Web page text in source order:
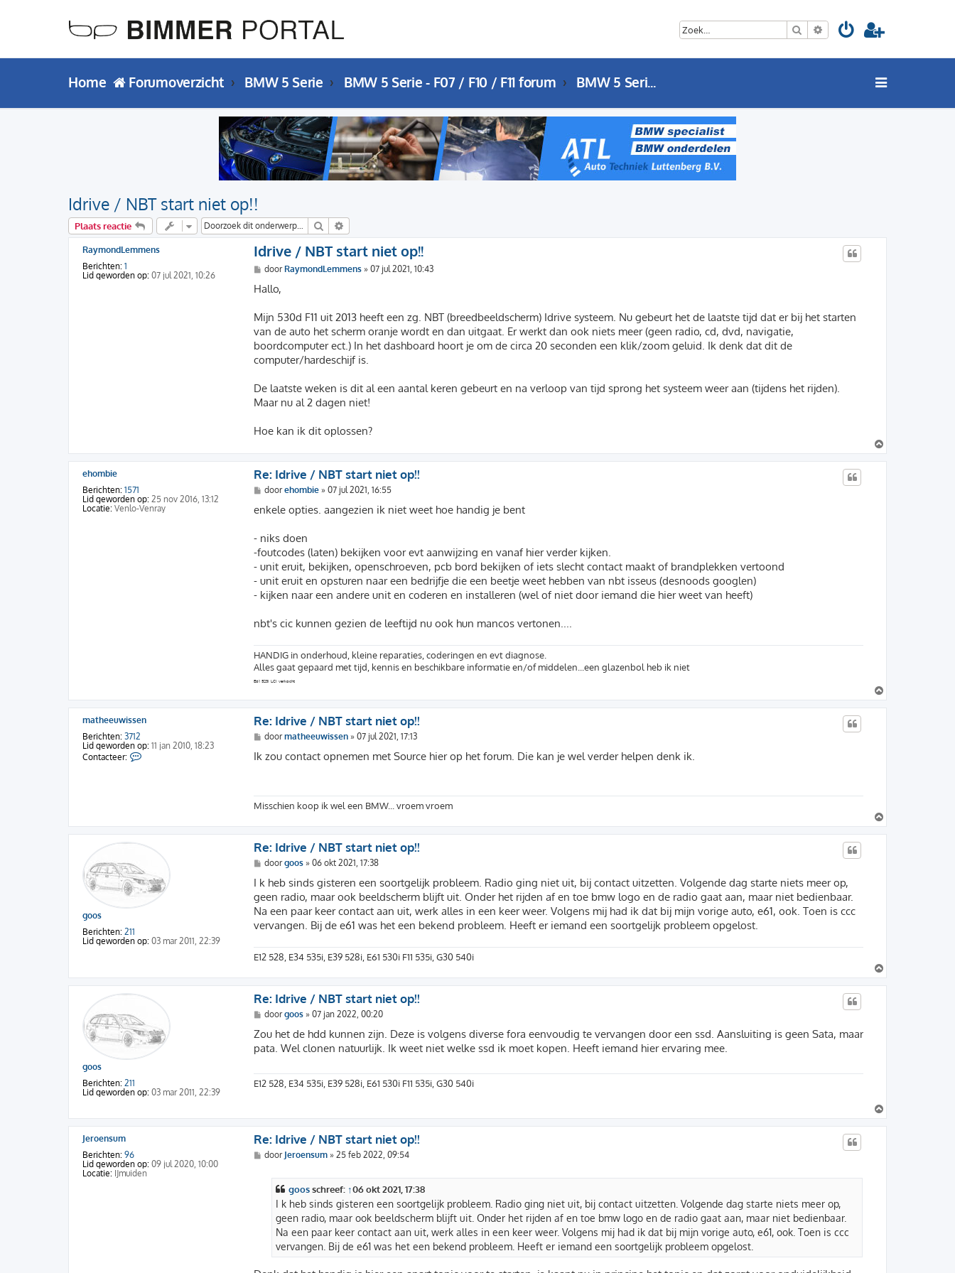
Zoek Uitgebreid zoeken
Home Forumoverzicht BMW 5 Serie BMW 5 Serie - F07 / F10 / F11 forum BMW 5 Serie (F07 / F10 / F11) Audio, navigatie en iDrive
Idrive / NBT start niet op!!
Plaats reactie Zoek
RaymondLemmens
Berichten: 1
Lid geworden op: 07 jul 2021, 10:26
Idrive / NBT start niet op!!
B
r
i
h
t
doorRaymondLemmens »07 jul 2021, 10:43
Hallo,
Mijn 530d F11 uit 2013 heeft een zg. NBT (breedbeeldscherm) Idrive systeem. Nu gebeurt het de laatste tijd dat er bij het starten
van de auto het scherm oranje wordt en dan uitgaat. Er werkt dan ook niets meer (geen radio, cd, dvd, navigatie,
boordcomputer ect.) In het dashboard hoort je om de circa 20 seconden een klik/zoom geluid. Ik denk dat dit de
computer/hardeschijf is.
De laatste weken is dit al een aantal keren gebeurt en na verloop van tijd sprong het systeem weer aan (tijdens het rijden).
Maar nu al 2 dagen niet!
Hoe kan ik dit oplossen?
m
h
ehombie
Berichten: 1571
Lid geworden op: 25 nov 2016, 13:12
Locatie: Venlo-Venray
Re: Idrive / NBT start niet op!!
B
r
i
h
t
doorehombie »07 jul 2021, 16:55
enkele opties. aangezien ik niet weet hoe handig je bent
- niks doen
-foutcodes (laten) bekijken voor evt aanwijzing en vanaf hier verder kijken.
- unit eruit, bekijken, openschroeven, pcb bord bekijken of iets slecht contact maakt of brandplekken vertoond
- unit eruit en opsturen naar een bedrijfje die een beetje weet hebben van nbt isseus (desnoods googlen)
- kijken naar een andere unit en coderen en installeren (wel of niet door iemand die hier weet van heeft)
nbt's cic kunnen gezien de leeftijd nu ook hun mancos vertonen....
HANDIG in onderhoud, kleine reparaties, coderingen en evt diagnose.
Alles gaat gepaard met tijd, kennis en beschikbare informatie en/of middelen...een glazenbol heb ik niet
E61 523i LCI verkocht
m
h
matheeuwissen
Berichten: 3712
Lid geworden op: 11 jan 2010, 18:23
Contacteer:
e
r
m
h
e
e
s
e
Re: Idrive / NBT start niet op!!
B
i
doormatheeuwissen »07 jul 2021, 17:13
Ik zou contact opnemen met Source hier op het forum. Die kan je wel verder helpen denk ik.
Misschien koop ik wel een BMW... vroem vroem
m
h
goos
Berichten: 211
Lid geworden op: 03 mar 2011, 22:39
Re: Idrive / NBT start niet op!!
B
r
i
c
h
t
doorgoos »06 okt 2021, 17:38
I k heb sinds gisteren een soortgelijk probleem. Radio ging niet uit, bij contact uitzetten. Volgende dag starte niets meer op,
geen radio, maar ook beeldscherm blijft uit. Onder het rijden af en toe bmw logo en de radio gaat aan, maar niet bedienbaar.
Na een paar keer contact aan uit, werk alles in een keer weer. Volgens mij had ik dat bij mijn vorige auto, e61, ook. Toen is ccc
vervangen. Bij de e61 was het een bekend probleem. Heeft er iemand een soortgelijk probleem opgelost.
E12 528, E34 535i, E39 528i, E61 530i F11 535i, G30 540i
m
h
goos
Berichten: 211
Lid geworden op: 03 mar 2011, 22:39
Re: Idrive / NBT start niet op!!
B
r
i
c
doorgoos »07 jan 2022, 00:20
Zou het de hdd kunnen zijn. Deze is volgens diverse fora eenvoudig te vervangen door een ssd. Aansluiting is geen Sata, maar
pata. Wel clonen natuurlijk. Ik weet niet welke ssd ik moet kopen. Heeft iemand hier ervaring mee.
E12 528, E34 535i, E39 528i, E61 530i F11 535i, G30 540i
m
h
Jeroensum
Berichten: 96
Lid geworden op: 09 jul 2020, 10:00
Locatie: IJmuiden
Re: Idrive / NBT start niet op!!
Bdoor Jeroensum »25 feb 2022, 09:54
goosschreef: ↑06 okt 2021, 17:38
I k heb sinds gisteren een soortgelijk probleem. Radio ging niet uit, bij contact uitzetten. Volgende dag starte niets meer op,
geen radio, maar ook beeldscherm blijft uit. Onder het rijden af en toe bmw logo en de radio gaat aan, maar niet bedienbaar.
Na een paar keer contact aan uit, werk alles in een keer weer. Volgens mij had ik dat bij mijn vorige auto, e61, ook. Toen is ccc
vervangen. Bij de e61 was het een bekend probleem. Heeft er iemand een soortgelijk probleem opgelost.